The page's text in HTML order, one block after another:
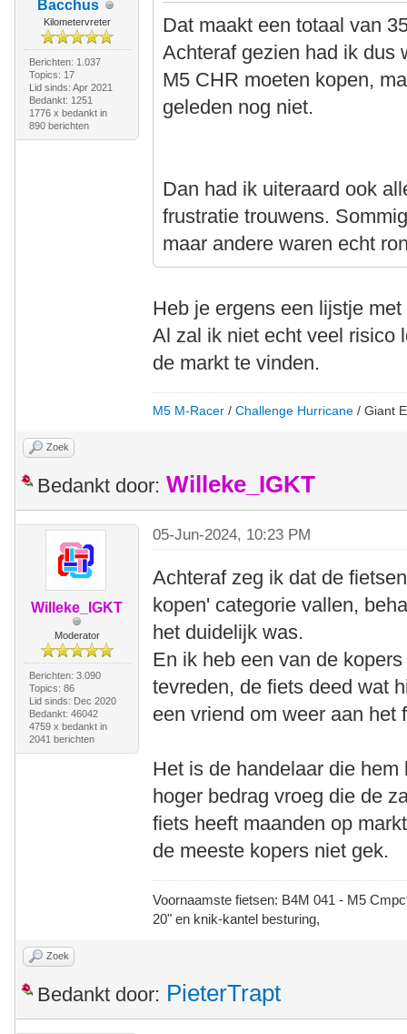
Bacchus
Kilometervreter
Berichten: 1.037
Topics: 17
Lid sinds: Apr 2021
Bedankt: 1251
1776 x bedankt in
890 berichten
Dat maakt een totaal van
Achteraf gezien had ik dus
M5 CHR moeten kopen,
geleden nog niet.
Dan had ik uiteraard ook
frustratie trouwens.
maar andere waren echt
Heb je ergens een lijstje
Al zal ik niet echt veel risico
de markt te vinden.
M5 M-Racer /Challenge Hurricane / Giant
Zoek
Bedankt door: Willeke_IGKT
Willeke_IGKT
Moderator
Berichten: 3.090
Topics: 86
Lid sinds: Dec 2020
Bedankt: 46042
4759 x bedankt in
2041 berichten
05-Jun-2024, 10:23 PM
Achteraf zeg ik dat de
kopen' categorie vallen,
het duidelijk was.
En ik heb een van de
tevreden, de fiets deed wat
een vriend om weer aan het
Het is de handelaar die
hoger bedrag vroeg die de
fiets heeft maanden op
de meeste kopers niet gek.
Voornaamste fietsen: B4M 041 - M5
20" en knik-kantel besturing,
Zoek
Bedankt door: PieterTrapt